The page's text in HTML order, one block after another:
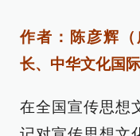
作者：陈彦辉
长、中华文化国
在全国宣传思想